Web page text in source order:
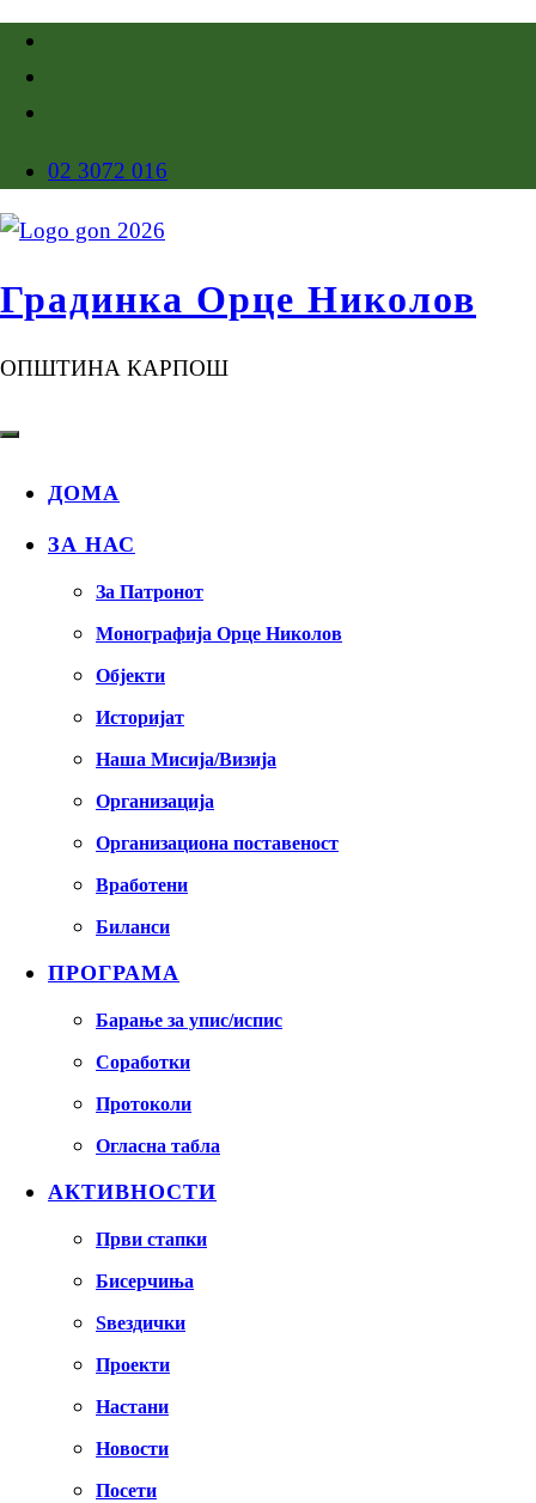
02 3072 016
Градинка Орце Николов
ОПШТИНА КАРПОШ
ДОМА
ЗА НАС
За Патронот
Монографија Орце Николов
Објекти
Историјат
Наша Мисија/Визија
Организација
Организациона поставеност
Вработени
Биланси
ПРОГРАМА
Барање за упис/испис
Соработки
Протоколи
Огласна табла
АКТИВНОСТИ
Први стапки
Бисерчиња
Ѕвездички
Проекти
Настани
Новости
Посети